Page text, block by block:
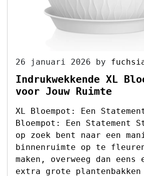
26 januari 2026 by
Indrukwekkende XL
voor Jouw Ruimte
XL Bloempot: Een
Bloempot: Een Statement
op zoek bent naar een
binnenruimte op te
maken, overweeg dan eens
extra grote